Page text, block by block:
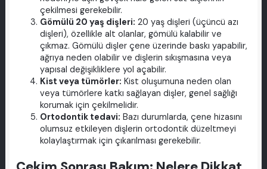
çekilmesi gerekebilir.
Gömülü 20 yaş dişleri: 20 yaş dişleri (üçüncü azı
dişleri), özellikle alt olanlar, gömülü kalabilir ve
çıkmaz. Gömülü dişler çene üzerinde baskı yapabilir,
ağrıya neden olabilir ve dişlerin sıkışmasına veya
yapısal değişikliklere yol açabilir.
Kist veya tümörler: Kist oluşumuna neden olan
veya tümörlere katkı sağlayan dişler, genel sağlığı
korumak için çekilmelidir.
Ortodontik tedavi: Bazı durumlarda, çene hizasını
olumsuz etkileyen dişlerin ortodontik düzeltmeyi
kolaylaştırmak için çıkarılması gerekebilir.